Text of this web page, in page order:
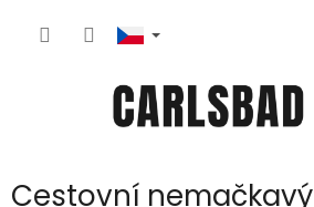
Cestovní nemačkavý